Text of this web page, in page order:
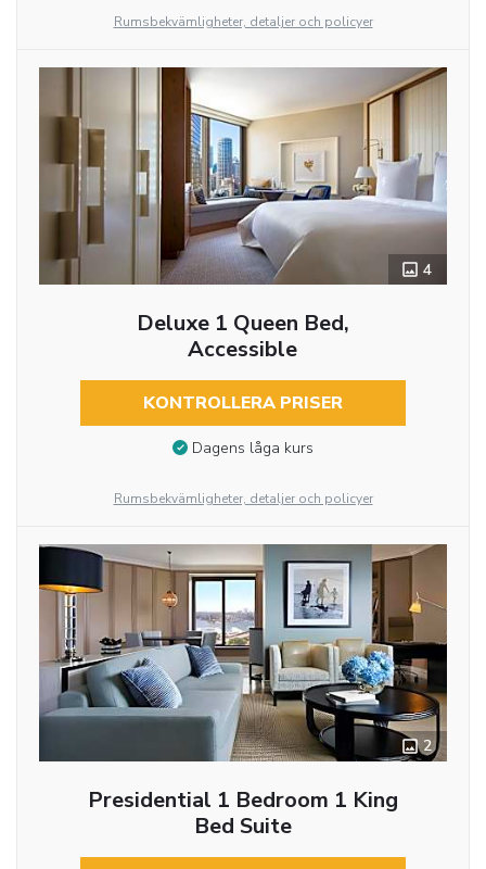
Rumsbekvämligheter, detaljer och policyer
4
Deluxe 1 Queen Bed,
Accessible
KONTROLLERA PRISER
Dagens låga kurs
Rumsbekvämligheter, detaljer och policyer
2
Presidential 1 Bedroom 1 King
Bed Suite